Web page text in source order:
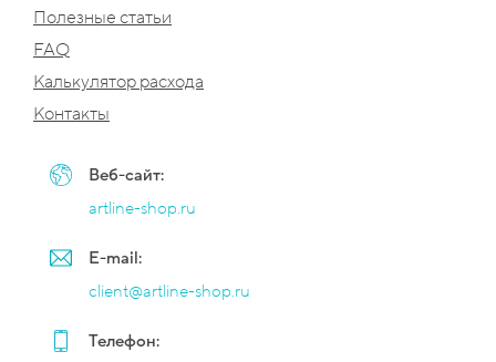
Полезные статьи
FAQ
Калькулятор расхода
Контакты
Веб-сайт:
artline-shop.ru
E-mail:
client@artline-shop.ru
Телефон: